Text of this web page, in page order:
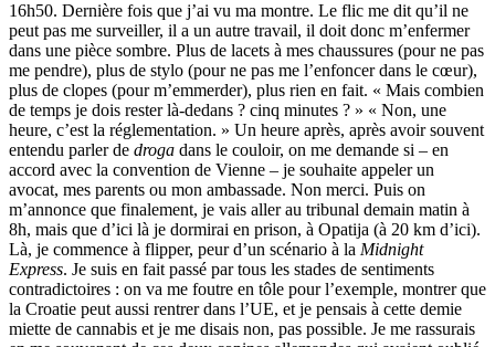
16h50. Dernière fois que j’ai vu ma montre. Le flic me dit qu’il ne
peut pas me surveiller, il a un autre travail, il doit donc m’enfermer
dans une pièce sombre. Plus de lacets à mes chaussures (pour ne pas
me pendre), plus de stylo (pour ne pas me l’enfoncer dans le cœur),
plus de clopes (pour m’emmerder), plus rien en fait. « Mais combien
de temps je dois rester là-dedans ? cinq minutes ? » « Non, une
heure, c’est la réglementation. » Un heure après, après avoir souvent
entendu parler de droga dans le couloir, on me demande si – en
accord avec la convention de Vienne – je souhaite appeler un
avocat, mes parents ou mon ambassade. Non merci. Puis on
m’annonce que finalement, je vais aller au tribunal demain matin à
8h, mais que d’ici là je dormirai en prison, à Opatija (à 20 km d’ici).
Là, je commence à flipper, peur d’un scénario à la Midnight
Express. Je suis en fait passé par tous les stades de sentiments
contradictoires : on va me foutre en tôle pour l’exemple, montrer que
la Croatie peut aussi rentrer dans l’UE, et je pensais à cette demie
miette de cannabis et je me disais non, pas possible. Je me rassurais